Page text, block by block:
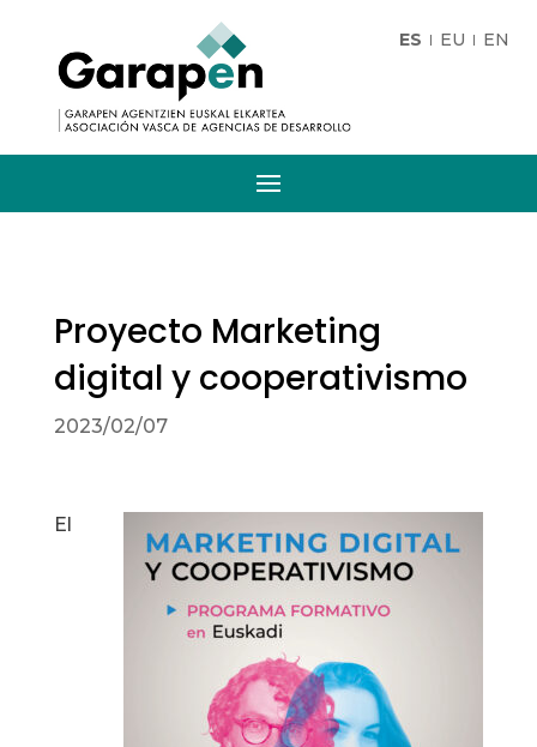
ES EU EN
Proyecto Marketing
digital y cooperativismo
2023/02/07
El